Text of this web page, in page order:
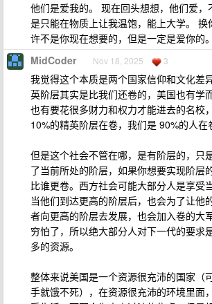
他们是爱我的。 现在回头想想，他们爱
是只能在物质上让我温饱，能上大学。
许不是你现在想要的，但是一定是爱你的。
MidCoder Nov 18, 2025 3
我觉得这个本质是两个国家信仰和文化差
英阶层其实是比我们还卷的，美国也有学
也有要花很多财力和权力才能进去的名校
10%的精英阶层在卷，我们是 90%的人在
但是这个社会不管在哪，是有阶层的，只
了当前所处的阶层，如果你想要实现阶层
比谁更卷。西方社会可能大部分人是享受
当他们到达更高的阶层后，也会为了让他
者向更高的阶层去发展，也会加入卷的大
穷怕了，所以绝大部分人对下一代的要求
多的资源。
整体来说美国是一个资源很充沛的国家（
手就饿不死），在资源很充沛的环境里面